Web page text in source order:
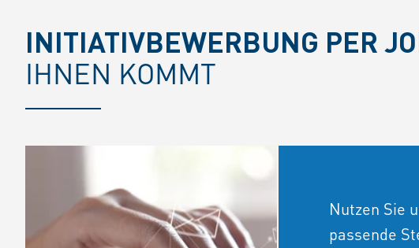
INITIATIVBEWERBUNG PER
IHNEN KOMMT
Nutzen Sie
passende